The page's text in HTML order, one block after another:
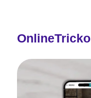
OnlineTricko